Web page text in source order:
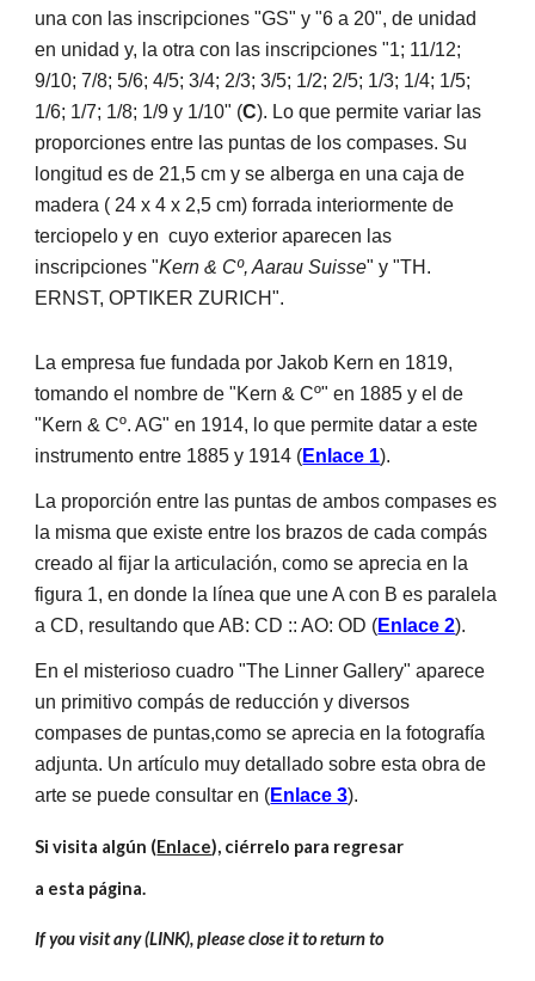
una con las inscripciones "GS" y "6 a 20", de unidad
en unidad y, la otra con las inscripciones "1; 11/12;
9/10; 7/8; 5/6; 4/5; 3/4; 2/3; 3/5; 1/2; 2/5; 1/3; 1/4; 1/5;
1/6; 1/7; 1/8; 1/9 y 1/10" (C). Lo que permite variar las
proporciones entre las puntas de los compases. Su
longitud es de 21,5 cm y se alberga en una caja de
madera ( 24 x 4 x 2,5 cm) forrada interiormente de
terciopelo y en  cuyo exterior aparecen las
inscripciones "Kern & Cº, Aarau Suisse" y "TH.
ERNST, OPTIKER ZURICH".
La empresa fue fundada por Jakob Kern en 1819,
tomando el nombre de "Kern & Cº" en 1885 y el de
"Kern & Cº. AG" en 1914, lo que permite datar a este
instrumento entre 1885 y 1914 (Enlace 1).
La proporción entre las puntas de ambos compases es
la misma que existe entre los brazos de cada compás
creado al fijar la articulación, como se aprecia en la
figura 1, en donde la línea que une A con B es paralela
a CD, resultando que AB: CD :: AO: OD (Enlace 2).
En el misterioso cuadro "The Linner Gallery" aparece
un primitivo compás de reducción y diversos
compases de puntas,como se aprecia en la fotografía
adjunta. Un artículo muy detallado sobre esta obra de
arte se puede consultar en (Enlace 3).
Si visita algún (Enlace), ciérrelo para regresar
a esta página.
If you visit any (LINK), please close it to return to